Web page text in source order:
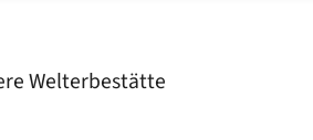
Welterbestätte